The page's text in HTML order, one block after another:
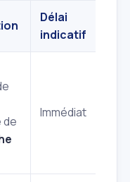
Délai
indicatif
de
Immédiat